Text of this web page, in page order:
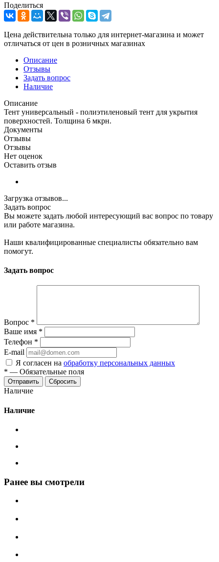
Поделиться
Цена действительна только для интернет-магазина и может
отличаться от цен в розничных магазинах
Описание
Отзывы
Задать вопрос
Наличие
Описание
Тент универсальный - полиэтиленовый тент для укрытия
поверхностей. Толщина 6 мкрн.
Документы
Отзывы
Отзывы
Нет оценок
Оставить отзыв
Загрузка отзывов...
Задать вопрос
Вы можете задать любой интересующий вас вопрос по товару
или работе магазина.
Наши квалифицированные специалисты обязательно вам
помогут.
Задать вопрос
Вопрос *
Ваше имя *
Телефон *
E-mail
Я согласен на обработку персональных данных
* — Обязательные поля
Сбросить
Наличие
Наличие
Ранее вы смотрели